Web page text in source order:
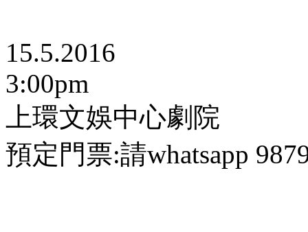
15.5.2016
3:00pm
上環文娛中心劇院
預定門票:請whatsapp